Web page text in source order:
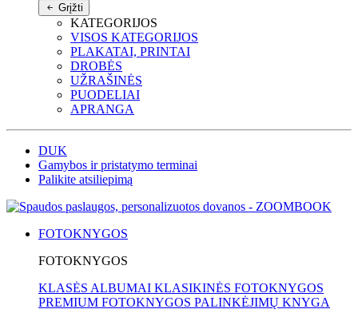
Grįžti
KATEGORIJOS
VISOS KATEGORIJOS
PLAKATAI, PRINTAI
DROBĖS
UŽRAŠINĖS
PUODELIAI
APRANGA
DUK
Gamybos ir pristatymo terminai
Palikite atsiliepimą
FOTOKNYGOS
FOTOKNYGOS
KLASĖS ALBUMAI KLASIKINĖS FOTOKNYGOS
PREMIUM FOTOKNYGOS PALINKĖJIMŲ KNYGA